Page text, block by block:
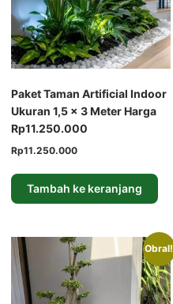
Paket Taman Artificial Indoor
Ukuran 1,5 x 3 Meter Harga
Rp11.250.000
Harga
adalah:
Rp15.000.000.
Rp11.250.000Harga
adalah:
Tambah ke keranjang
Obral!